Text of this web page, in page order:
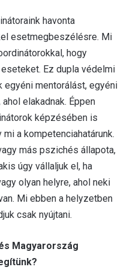
havonta
esetmegbeszélésre. Mi
hogy
Ez dupla védelmi
egyéni mentorálást, egyéni
elakadnak. Éppen
képzésében is
a kompetenciahatárunk.
más pszichés állapota,
úgy vállaljuk el, ha
olyan helyre, ahol neki
Mi ebben a helyzetben
csak nyújtani.
Magyarország